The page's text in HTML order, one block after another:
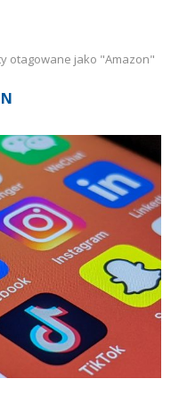
otagowane jako "Amazon"